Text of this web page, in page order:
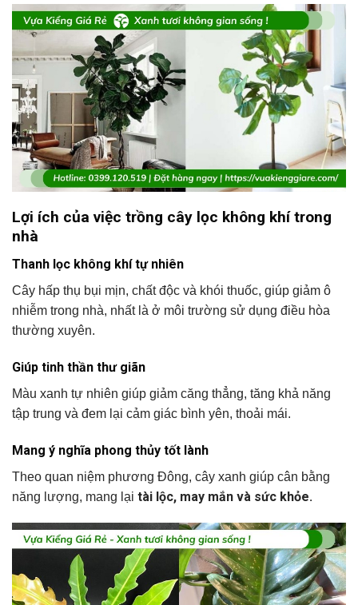
Lợi ích của việc trồng cây lọc không khí trong
nhà
Thanh lọc không khí tự nhiên
Cây hấp thụ bụi mịn, chất độc và khói thuốc, giúp giảm ô
nhiễm trong nhà, nhất là ở môi trường sử dụng điều hòa
thường xuyên.
Giúp tinh thần thư giãn
Màu xanh tự nhiên giúp giảm căng thẳng, tăng khả năng
tập trung và đem lại cảm giác bình yên, thoải mái.
Mang ý nghĩa phong thủy tốt lành
Theo quan niệm phương Đông, cây xanh giúp cân bằng
năng lượng, mang lại tài lộc, may mắn và sức khỏe.